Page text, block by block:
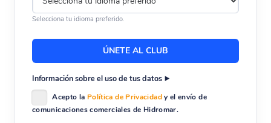
Selecciona tu idioma preferido.
Información sobre el uso de tus datos
Acepto la Política de Privacidady el envío de
comunicaciones comerciales de Hidromar.